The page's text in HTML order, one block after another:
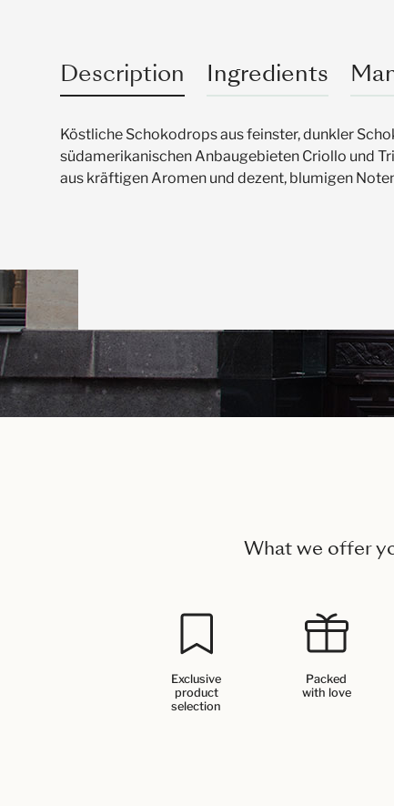
Description Ingredients
Köstliche Schokodrops aus feinster, dunkler
südamerikanischen Anbaugebieten Criollo und
aus kräftigen Aromen und dezent, blumigen
What we offer
Exclusive
product
selection
Packed
with love